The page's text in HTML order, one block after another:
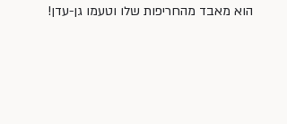
הוא מאבד מהחריפות שלו וטעמו גן-עדן!